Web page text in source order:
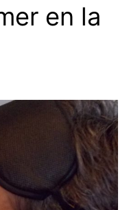
en la